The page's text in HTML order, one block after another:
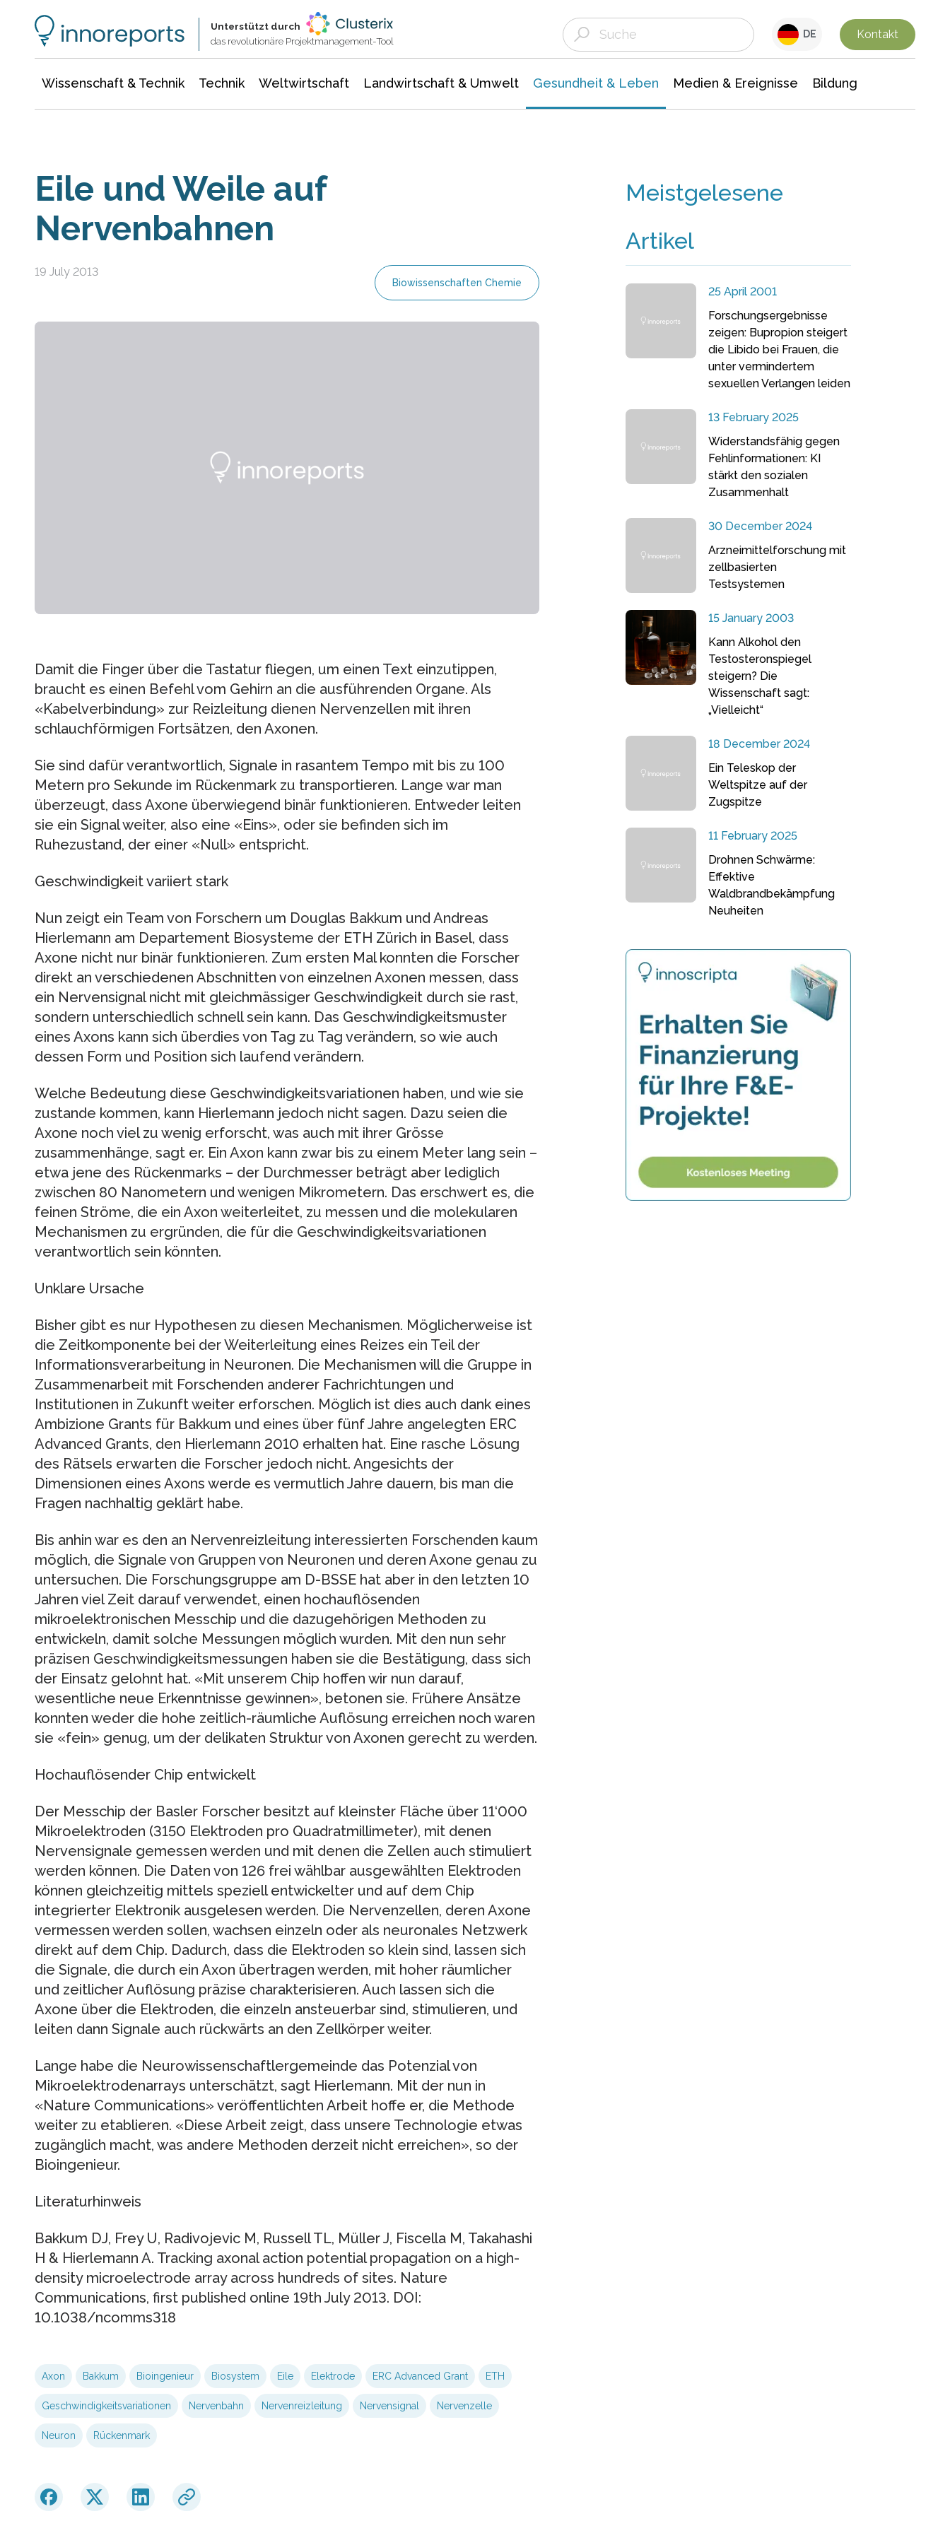
Unterstützt durch
das revolutionäre Projektmanagement-Tool
DE Kontakt
Wissenschaft & Technik Technik Weltwirtschaft Landwirtschaft & Umwelt Gesundheit & Leben Medien & Ereignisse Bildung
Eile und Weile auf
Nervenbahnen
19 July 2013
Biowissenschaften Chemie
Damit die Finger über die Tastatur fliegen, um einen Text einzutippen,
braucht es einen Befehl vom Gehirn an die ausführenden Organe. Als
«Kabelverbindung» zur Reizleitung dienen Nervenzellen mit ihren
schlauchförmigen Fortsätzen, den Axonen.
Sie sind dafür verantwortlich, Signale in rasantem Tempo mit bis zu 100
Metern pro Sekunde im Rückenmark zu transportieren. Lange war man
überzeugt, dass Axone überwiegend binär funktionieren. Entweder leiten
sie ein Signal weiter, also eine «Eins», oder sie befinden sich im
Ruhezustand, der einer «Null» entspricht.
Geschwindigkeit variiert stark
Nun zeigt ein Team von Forschern um Douglas Bakkum und Andreas
Hierlemann am Departement Biosysteme der ETH Zürich in Basel, dass
Axone nicht nur binär funktionieren. Zum ersten Mal konnten die Forscher
direkt an verschiedenen Abschnitten von einzelnen Axonen messen, dass
ein Nervensignal nicht mit gleichmässiger Geschwindigkeit durch sie rast,
sondern unterschiedlich schnell sein kann. Das Geschwindigkeitsmuster
eines Axons kann sich überdies von Tag zu Tag verändern, so wie auch
dessen Form und Position sich laufend verändern.
Welche Bedeutung diese Geschwindigkeitsvariationen haben, und wie sie
zustande kommen, kann Hierlemann jedoch nicht sagen. Dazu seien die
Axone noch viel zu wenig erforscht, was auch mit ihrer Grösse
zusammenhänge, sagt er. Ein Axon kann zwar bis zu einem Meter lang sein –
etwa jene des Rückenmarks – der Durchmesser beträgt aber lediglich
zwischen 80 Nanometern und wenigen Mikrometern. Das erschwert es, die
feinen Ströme, die ein Axon weiterleitet, zu messen und die molekularen
Mechanismen zu ergründen, die für die Geschwindigkeitsvariationen
verantwortlich sein könnten.
Unklare Ursache
Bisher gibt es nur Hypothesen zu diesen Mechanismen. Möglicherweise ist
die Zeitkomponente bei der Weiterleitung eines Reizes ein Teil der
Informationsverarbeitung in Neuronen. Die Mechanismen will die Gruppe in
Zusammenarbeit mit Forschenden anderer Fachrichtungen und
Institutionen in Zukunft weiter erforschen. Möglich ist dies auch dank eines
Ambizione Grants für Bakkum und eines über fünf Jahre angelegten ERC
Advanced Grants, den Hierlemann 2010 erhalten hat. Eine rasche Lösung
des Rätsels erwarten die Forscher jedoch nicht. Angesichts der
Dimensionen eines Axons werde es vermutlich Jahre dauern, bis man die
Fragen nachhaltig geklärt habe.
Bis anhin war es den an Nervenreizleitung interessierten Forschenden kaum
möglich, die Signale von Gruppen von Neuronen und deren Axone genau zu
untersuchen. Die Forschungsgruppe am D-BSSE hat aber in den letzten 10
Jahren viel Zeit darauf verwendet, einen hochauflösenden
mikroelektronischen Messchip und die dazugehörigen Methoden zu
entwickeln, damit solche Messungen möglich wurden. Mit den nun sehr
präzisen Geschwindigkeitsmessungen haben sie die Bestätigung, dass sich
der Einsatz gelohnt hat. «Mit unserem Chip hoffen wir nun darauf,
wesentliche neue Erkenntnisse gewinnen», betonen sie. Frühere Ansätze
konnten weder die hohe zeitlich-räumliche Auflösung erreichen noch waren
sie «fein» genug, um der delikaten Struktur von Axonen gerecht zu werden.
Hochauflösender Chip entwickelt
Der Messchip der Basler Forscher besitzt auf kleinster Fläche über 11‘000
Mikroelektroden (3150 Elektroden pro Quadratmillimeter), mit denen
Nervensignale gemessen werden und mit denen die Zellen auch stimuliert
werden können. Die Daten von 126 frei wählbar ausgewählten Elektroden
können gleichzeitig mittels speziell entwickelter und auf dem Chip
integrierter Elektronik ausgelesen werden. Die Nervenzellen, deren Axone
vermessen werden sollen, wachsen einzeln oder als neuronales Netzwerk
direkt auf dem Chip. Dadurch, dass die Elektroden so klein sind, lassen sich
die Signale, die durch ein Axon übertragen werden, mit hoher räumlicher
und zeitlicher Auflösung präzise charakterisieren. Auch lassen sich die
Axone über die Elektroden, die einzeln ansteuerbar sind, stimulieren, und
leiten dann Signale auch rückwärts an den Zellkörper weiter.
Lange habe die Neurowissenschaftlergemeinde das Potenzial von
Mikroelektrodenarrays unterschätzt, sagt Hierlemann. Mit der nun in
«Nature Communications» veröffentlichten Arbeit hoffe er, die Methode
weiter zu etablieren. «Diese Arbeit zeigt, dass unsere Technologie etwas
zugänglich macht, was andere Methoden derzeit nicht erreichen», so der
Bioingenieur.
Literaturhinweis
Bakkum DJ, Frey U, Radivojevic M, Russell TL, Müller J, Fiscella M, Takahashi
H & Hierlemann A. Tracking axonal action potential propagation on a high-
density microelectrode array across hundreds of sites. Nature
Communications, first published online 19th July 2013. DOI:
10.1038/ncomms318
Axon Bakkum Bioingenieur Biosystem Eile Elektrode ERC Advanced Grant ETH
Geschwindigkeitsvariationen Nervenbahn Nervenreizleitung Nervensignal Nervenzelle
Neuron Rückenmark
Meistgelesene
Artikel
25 April 2001
Forschungsergebnisse
zeigen: Bupropion steigert
die Libido bei Frauen, die
unter vermindertem
sexuellen Verlangen leiden
13 February 2025
Widerstandsfähig gegen
Fehlinformationen: KI
stärkt den sozialen
Zusammenhalt
30 December 2024
Arzneimittelforschung mit
zellbasierten
Testsystemen
15 January 2003
Kann Alkohol den
Testosteronspiegel
steigern? Die
Wissenschaft sagt:
„Vielleicht“
18 December 2024
Ein Teleskop der
Weltspitze auf der
Zugspitze
11 February 2025
Drohnen Schwärme:
Effektive
Waldbrandbekämpfung
Neuheiten